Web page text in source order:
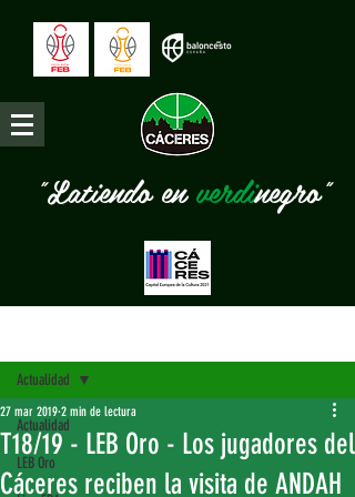
"Latiendo enverdinegro"
Actualidad
LEB Oro
Actualidad
T18/19 - LEB Oro - Los jugadores del
Cáceres reciben la visita de ANDAH
27 mar 2019 2 min de lectura